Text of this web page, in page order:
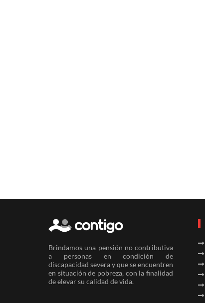
Brindamos una pensión no contributiva
a personas en condición de
discapacidad severa y que se encuentren
en situación de pobreza, con la finalidad
de elevar su calidad de vida.